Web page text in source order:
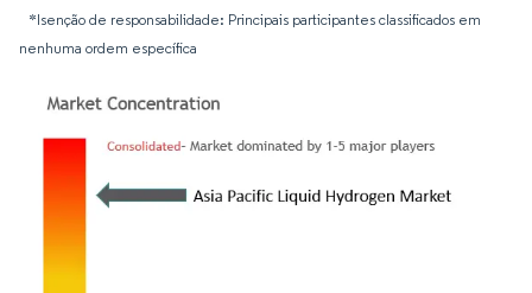
*Isenção de responsabilidade: Principais participantes classificados em
nenhuma ordem específica